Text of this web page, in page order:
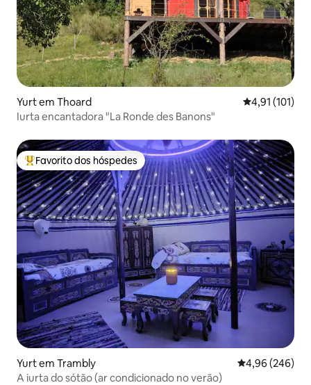
Yurt em Thoard Classificação
4,91 (101)
Iurta encantadora "La Ronde des Banons"
Favoritos dos hóspedes mais apreciados
Favorito dos hóspedes
Yurt em Trambly Classificação
4,96 (246)
A iurta do sótão (ar condicionado no verão)